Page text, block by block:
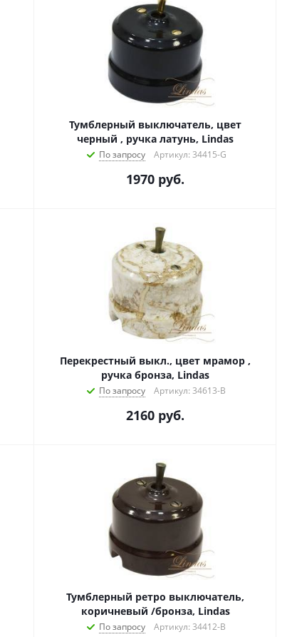
Тумблерный выключатель, цвет
черный , ручка латунь, Lindas
По запросу Артикул: 34415-G
1970 руб.
Перекрестный выкл., цвет мрамор ,
ручка бронза, Lindas
По запросу Артикул: 34613-B
2160 руб.
Тумблерный ретро выключатель,
коричневый /бронза, Lindas
По запросу Артикул: 34412-B